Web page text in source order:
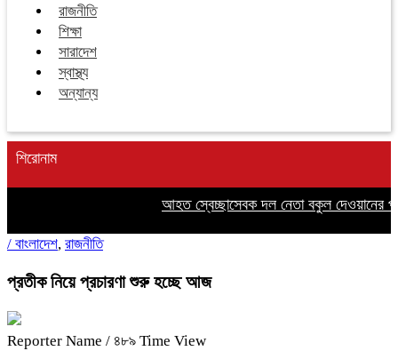
রাজনীতি
শিক্ষা
সারাদেশ
স্বাস্থ্য
অন্যান্য
শিরোনাম
আহত স্বেচ্ছাসেবক দল নেতা বকুল দেওয়ানের
/ বাংলাদেশ, রাজনীতি
প্রতীক নিয়ে প্রচারণা শুরু হচ্ছে আজ
Reporter Name / ৪৮৯ Time View